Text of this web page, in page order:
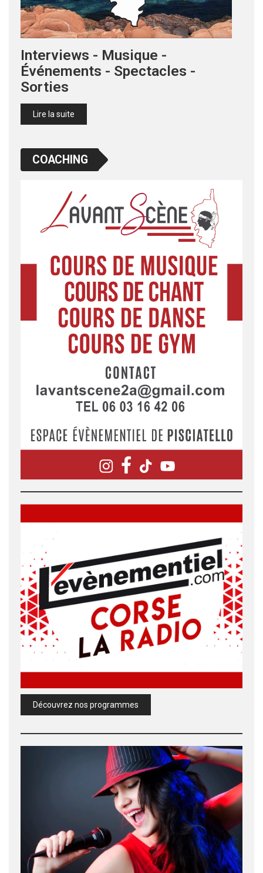
Interviews - Musique -
Événements - Spectacles -
Sorties
Lire la suite
COACHING
Découvrez nos programmes